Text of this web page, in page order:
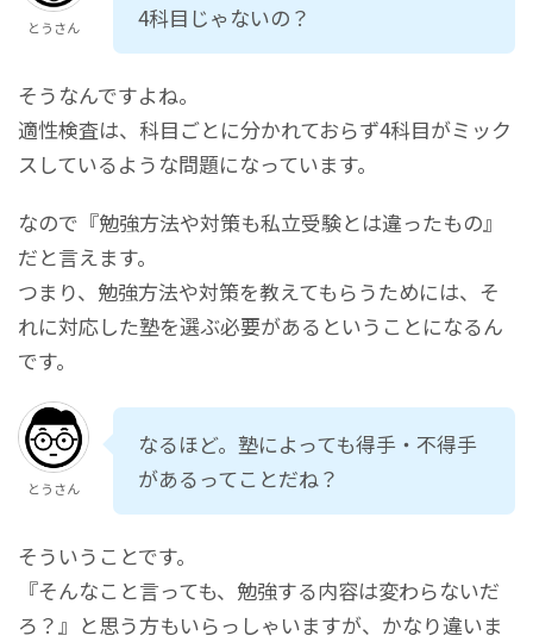
とうさん
4科目じゃないの？
そうなんですよね。
適性検査は、科目ごとに分かれておらず4科目がミック
スしているような問題になっています。
なので『勉強方法や対策も私立受験とは違ったもの』
だと言えます。
つまり、勉強方法や対策を教えてもらうためには、そ
れに対応した塾を選ぶ必要があるということになるん
です。
とうさん
なるほど。塾によっても得手・不得手
があるってことだね？
そういうことです。
『そんなこと言っても、勉強する内容は変わらないだ
ろ？』と思う方もいらっしゃいますが、かなり違いま